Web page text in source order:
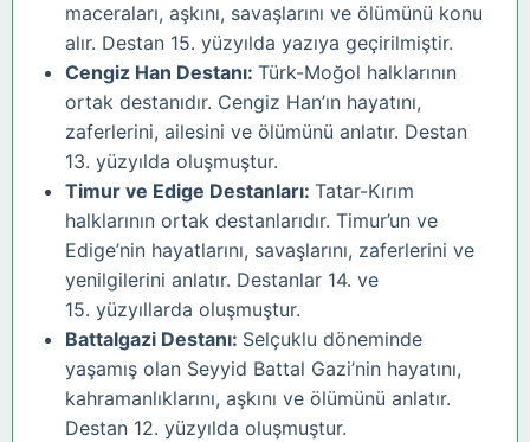
maceraları, aşkını, savaşlarını ve ölümünü konu
alır. Destan 15. yüzyılda yazıya geçirilmiştir.
Cengiz Han Destanı: Türk-Moğol halklarının
ortak destanıdır. Cengiz Han’ın hayatını,
zaferlerini, ailesini ve ölümünü anlatır. Destan
13. yüzyılda oluşmuştur.
Timur ve Edige Destanları: Tatar-Kırım
halklarının ortak destanlarıdır. Timur’un ve
Edige’nin hayatlarını, savaşlarını, zaferlerini ve
yenilgilerini anlatır. Destanlar 14. ve
15. yüzyıllarda oluşmuştur.
Battalgazi Destanı: Selçuklu döneminde
yaşamış olan Seyyid Battal Gazi’nin hayatını,
kahramanlıklarını, aşkını ve ölümünü anlatır.
Destan 12. yüzyılda oluşmuştur.